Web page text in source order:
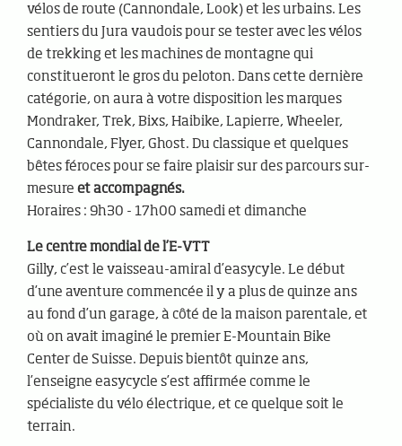
vélos de route (Cannondale, Look) et les urbains. Les
sentiers du Jura vaudois pour se tester avec les vélos
de trekking et les machines de montagne qui
constitueront le gros du peloton. Dans cette dernière
catégorie, on aura à votre disposition les marques
Mondraker, Trek, Bixs, Haibike, Lapierre, Wheeler,
Cannondale, Flyer, Ghost. Du classique et quelques
bêtes féroces pour se faire plaisir sur des parcours sur-
mesure et accompagnés.
Horaires : 9h30 - 17h00 samedi et dimanche
Le centre mondial de l’E-VTT
Gilly, c’est le vaisseau-amiral d’easycyle. Le début
d’une aventure commencée il y a plus de quinze ans
au fond d’un garage, à côté de la maison parentale, et
où on avait imaginé le premier E-Mountain Bike
Center de Suisse. Depuis bientôt quinze ans,
l’enseigne easycycle s’est affirmée comme le
spécialiste du vélo électrique, et ce quelque soit le
terrain.